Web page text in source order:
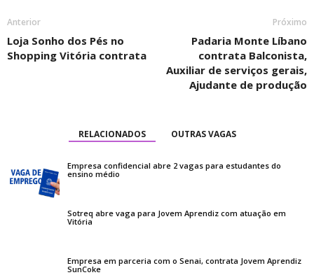
Anterior
Loja Sonho dos Pés no
Shopping Vitória contrata
Próximo
Padaria Monte Líbano
contrata Balconista,
Auxiliar de serviços gerais,
Ajudante de produção
RELACIONADOS OUTRAS VAGAS
Empresa confidencial abre 2 vagas para estudantes do
ensino médio
Sotreq abre vaga para Jovem Aprendiz com atuação em
Vitória
Empresa em parceria com o Senai, contrata Jovem Aprendiz
SunCoke